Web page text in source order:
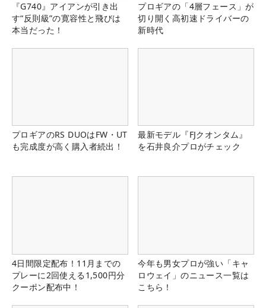
『G740』アイアンが引き出
す“反則級”の寛容性と飛びは
本当だった！
プロギアの「4層フェース」が
切り開く高初速ドライバーの
新時代
プロギアのRS DUOはFW・UT
も完成度が高く購入者続出！
最新モデル『FJクオンタム』
を石井良介プロがチェック
4日間限定配布！11月までの
プレーに2回使える1,500円分
クーポン配布中！
今年も男女プロが強い「キャ
ロウェイ」のニュース一覧は
こちら！